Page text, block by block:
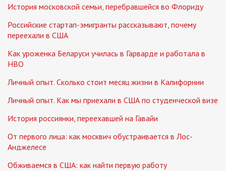
История московской семьи, перебравшейся во Флориду
Российские стартап-эмигранты рассказывают, почему
переехали в США
Как уроженка Беларуси училась в Гарварде и работала в
HBO
Личный опыт. Сколько стоит месяц жизни в Калифорнии
Личный опыт. Как мы приехали в США по студенческой визе
История россиянки, переехавшей на Гавайи
От первого лица: как москвич обустраивается в Лос-
Анджелесе
Обживаемся в США: как найти первую работу